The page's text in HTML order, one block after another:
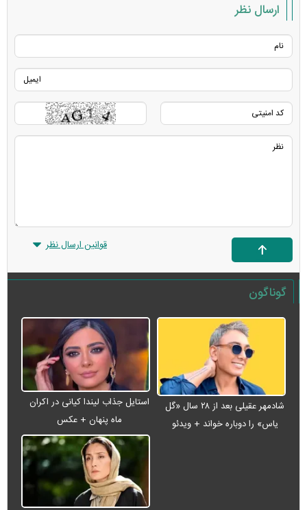
ارسال نظر
قوانین ارسال نظر
گوناگون
شادمهر عقیلی بعد از ۲۸ سال «گل
یاس» را دوباره خواند + ویدئو
استایل جذاب لیندا کیانی در اکران
ماه پنهان + عکس